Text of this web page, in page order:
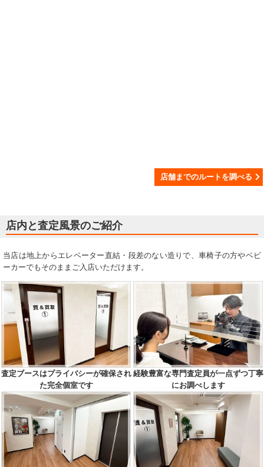
店舗までのルートを調べる
店内と査定風景のご紹介
当店は地上からエレベーター直結・段差のない造りで、車椅子の方やベビ
ーカーでもそのままご入店いただけます。
査定ブースはプライバシーが確保され
た完全個室です
経験豊富な専門査定員が一点ずつ丁寧
にお調べします